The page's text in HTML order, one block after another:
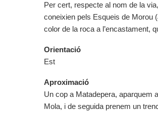
Per cert, respecte al nom de la
coneixien pels Esqueis de Morou
color de la roca a l’encastament,
Orientació
Est
Aproximació
Un cop a Matadepera, aparquem
Mola, i de seguida prenem un